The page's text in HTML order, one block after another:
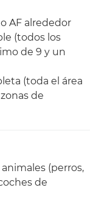
AF alrededor
(todos los
de 9 y un
(toda el área
de
(perros,
de